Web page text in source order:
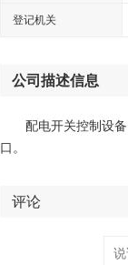
登记机关
公司描述信息
配电开关控制设
口。
评论